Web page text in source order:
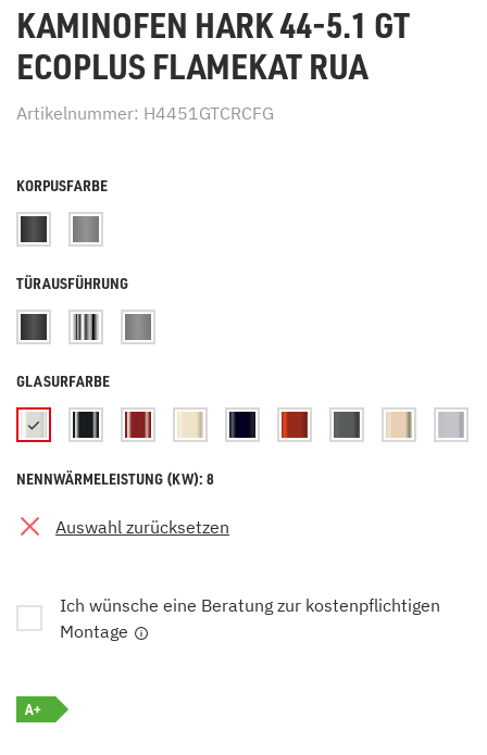
KAMINOFEN HARK 44-5.1 GT
ECOPLUS FLAMEKAT RUA
Artikelnummer: H4451GTCRCFG
KORPUSFARBE
TÜRAUSFÜHRUNG
GLASURFARBE
NENNWÄRMELEISTUNG (KW): 8
Auswahl zurücksetzen
Ich wünsche eine Beratung zur kostenpflichtigen
Montage
A+